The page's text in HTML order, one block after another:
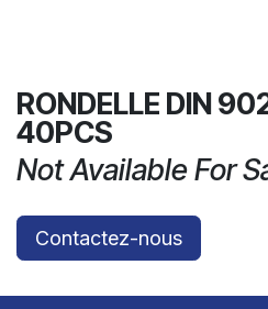
RONDELLE DIN
40PCS
Not Available For
Contactez-nous